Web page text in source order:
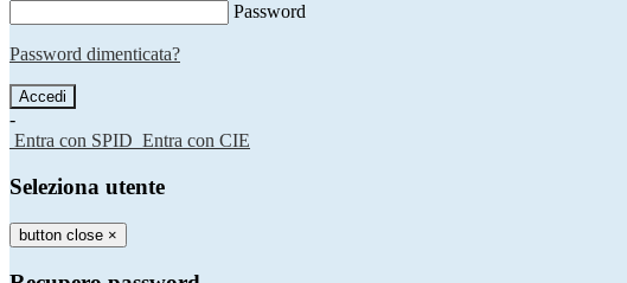
Password
Password dimenticata?
-
Entra con SPID Entra con CIE
Seleziona utente
button close ×